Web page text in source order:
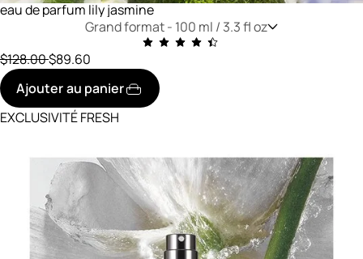
eau de parfum lily jasmine
Grand format - 100 ml / 3.3 fl oz
prix initial
$128.00réduit à
$89.60
Ajouter au panier
EXCLUSIVITÉ FRESH